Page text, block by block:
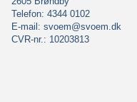
Telefon: 4344 0102
E-mail: svoem@svoem.dk
CVR-nr.: 10203813